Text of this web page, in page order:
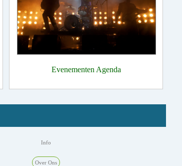
Evenementen Agenda
Info
Over Ons